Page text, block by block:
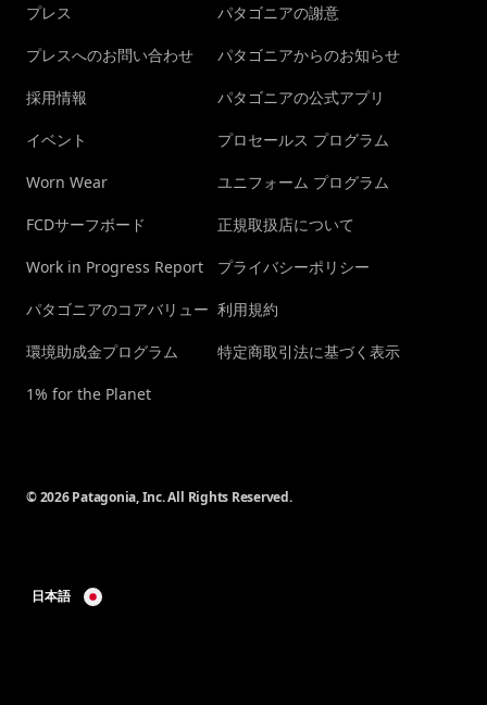
プレス
プレスへのお問い合わせ
採用情報
イベント
Worn Wear
FCDサーフボード
Work in Progress Report
パタゴニアのコアバリュー
環境助成金プログラム
1% for the Planet
パタゴニアの謝意
パタゴニアからのお知らせ
パタゴニアの公式アプリ
プロセールス プログラム
ユニフォーム プログラム
正規取扱店について
プライバシーポリシー
利用規約
特定商取引法に基づく表示
© 2026 Patagonia, Inc. All Rights Reserved.
日本語